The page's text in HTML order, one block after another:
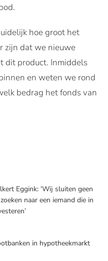
hoe groot het
zijn dat we nieuwe
dit product. Inmiddels
en weten we rond
bedrag het fonds van
Eggink: ‘Wij sluiten geen
naar een iemand die in
in hypotheekmarkt